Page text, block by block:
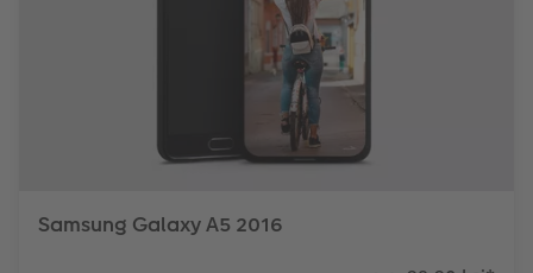
Samsung Galaxy A5 2016